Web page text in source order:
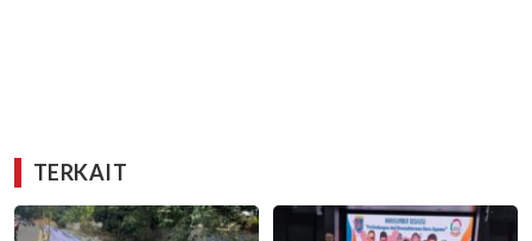
TERKAIT